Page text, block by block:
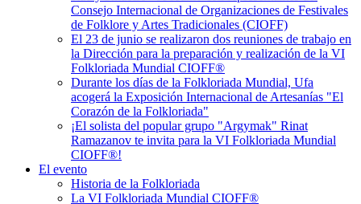
Consejo Internacional de Organizaciones de Festivales
de Folklore y Artes Tradicionales (CIOFF)
El 23 de junio se realizaron dos reuniones de trabajo en
la Dirección para la preparación y realización de la VI
Folkloriada Mundial CIOFF®️
Durante los días de la Folkloriada Mundial, Ufa
acogerá la Exposición Internacional de Artesanías "El
Corazón de la Folkloriada"
¡El solista del popular grupo "Argymak" Rinat
Ramazanov te invita para la VI Folkloriada Mundial
CIOFF®!
El evento
Historia de la Folkloriada
La VI Folkloriada Mundial CIOFF®